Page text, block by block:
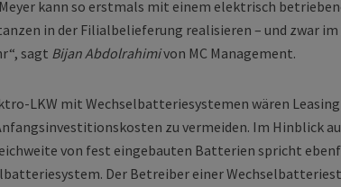
kann so erstmals mit einem elektrisch
in der Filialbelieferung realisieren – und zwar im
sagt Bijan Abdolrahimivon MC Management.
LKW mit Wechselbatteriesystemen wären
zu vermeiden. Im Hinblick
von fest eingebauten Batterien spricht
Der Betreiber einer